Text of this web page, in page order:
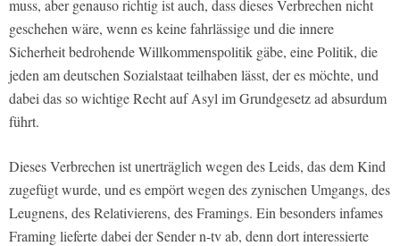
muss, aber genauso richtig ist auch, dass dieses Verbrechen nicht
geschehen wäre, wenn es keine fahrlässige und die innere
Sicherheit bedrohende Willkommenspolitik gäbe, eine Politik, die
jeden am deutschen Sozialstaat teilhaben lässt, der es möchte, und
dabei das so wichtige Recht auf Asyl im Grundgesetz ad absurdum
führt.
Dieses Verbrechen ist unerträglich wegen des Leids, das dem Kind
zugefügt wurde, und es empört wegen des zynischen Umgangs, des
Leugnens, des Relativierens, des Framings. Ein besonders infames
Framing lieferte dabei der Sender n-tv ab, denn dort interessierte